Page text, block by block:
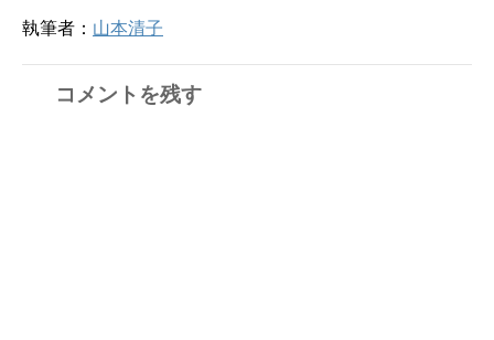
執筆者： 山本清子
コメントを残す